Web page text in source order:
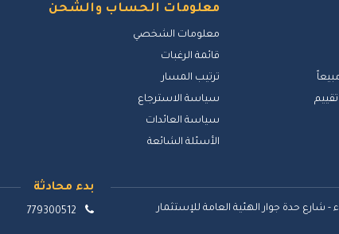
معلومات الحساب والشحن
معلومات الشخصي
قائمة الرغبات
ترتيب المسار
سياسة الاسترجاع
سياسة العائدات
الأسئلة الشائعة
بدء محادثة
779300512 - شارع حدة جوار الهئية العامة للإستثمار